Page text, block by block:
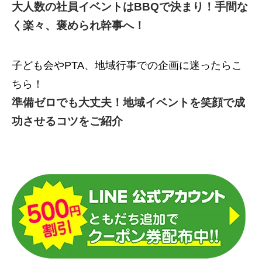
大人数の社員イベントはBBQで決まり！手間な
く楽々、褒められ幹事へ！
子ども会やPTA、地域行事での企画に迷ったらこ
ちら！
準備ゼロでも大丈夫！地域イベントを笑顔で成
功させるコツをご紹介